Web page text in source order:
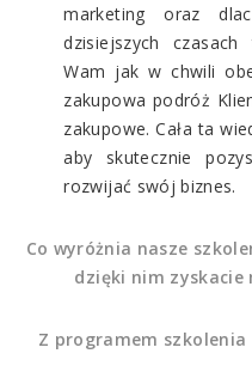
marketing oraz
dzisiejszych
Wam jak w chwili
zakupowa podróż
zakupowe. Cała ta
aby skutecznie
rozwijać swój biznes.
Co wyróżnia nasze
dzięki nim
Z programem